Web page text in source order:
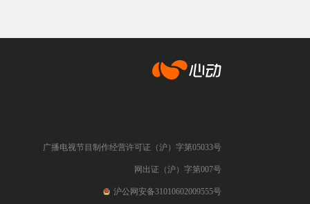
广播电视节目制作经营许可证（沪）字第05033号
网出证（沪）字第007号
沪公网安备31010602009555号
心动网络